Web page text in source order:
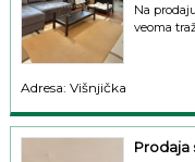
Na
veoma
Adresa: Višnjička
Prodaja